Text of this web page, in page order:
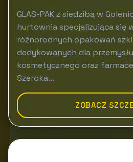
GLAS-PAK z siedzibą w
hurtownia specjalizująca się
różnorodnych opakowań
dedykowanych dla
kosmetycznego oraz
Szeroka...
ZOBACZ